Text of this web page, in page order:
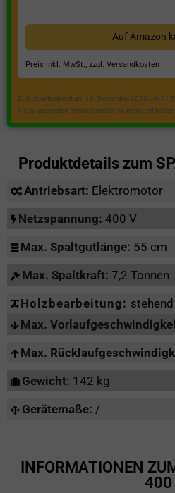
Auf Amazon
Preis inkl. MwSt., zzgl. Versandkosten
Zuletzt aktualisiert am 18. Dezember 2023 um
hier angezeigten Preise inzwischen geändert
Produktdetails zum
Antriebsart: Elektromotor
Netzspannung: 400 V
Max. Spaltgutlänge: 55 cm
Max. Spaltkraft: 7,2 Tonnen
Holzbearbeitung: stehend
Max.
Max.
Gewicht: 142 kg
Gerätemaße: /
INFORMATIONEN
400